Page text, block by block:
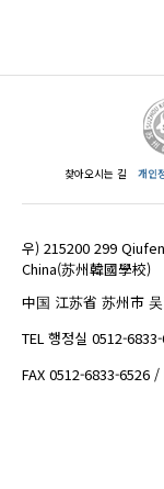
찾아오시는 길 개인
우) 215200 299
China(苏州韓國學校)
中国 江苏省 苏州市
TEL 행정실 0512-
FAX 0512-6833-